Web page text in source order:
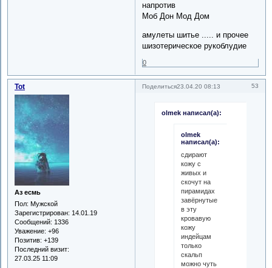
напротив
Моб Дон Мод Дом
амулеты шитье ..... и прочее
шизотерическое рукоблудие
0
Поделиться 53
23.04.20 08:13
Tot
Аз есмь
Пол: Мужской
Зарегистрирован: 14.01.19
Сообщений: 1336
Уважение: +96
Позитив: +139
Последний визит:
27.03.25 11:09
olmek написал(а):
olmek
написал(а):
сдирают
кожу с
живых и
скочут на
пирамидах
завёрнутые
в эту
кровавую
кожу
индейцам
только
скальп
можно чуть